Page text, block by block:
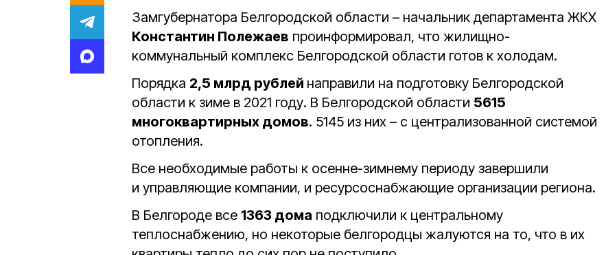
Замгубернатора Белгородской области – начальник департамента ЖКХ
Константин Полежаев проинформировал, что жилищно-
коммунальный комплекс Белгородской области готов к холодам.
Порядка 2,5 млрд рублей направили на подготовку Белгородской
области к зиме в 2021 году. В Белгородской области 5615
многоквартирных домов. 5145 из них – с централизованной системой
отопления.
Все необходимые работы к осенне-зимнему периоду завершили
и управляющие компании, и ресурсоснабжающие организации региона.
В Белгороде все 1363 дома подключили к центральному
теплоснабжению, но некоторые белгородцы жалуются на то, что в их